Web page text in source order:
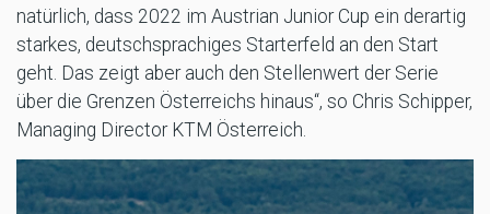
natürlich, dass 2022 im Austrian Junior Cup ein derartig
starkes, deutschsprachiges Starterfeld an den Start
geht. Das zeigt aber auch den Stellenwert der Serie
über die Grenzen Österreichs hinaus“, so Chris Schipper,
Managing Director KTM Österreich.